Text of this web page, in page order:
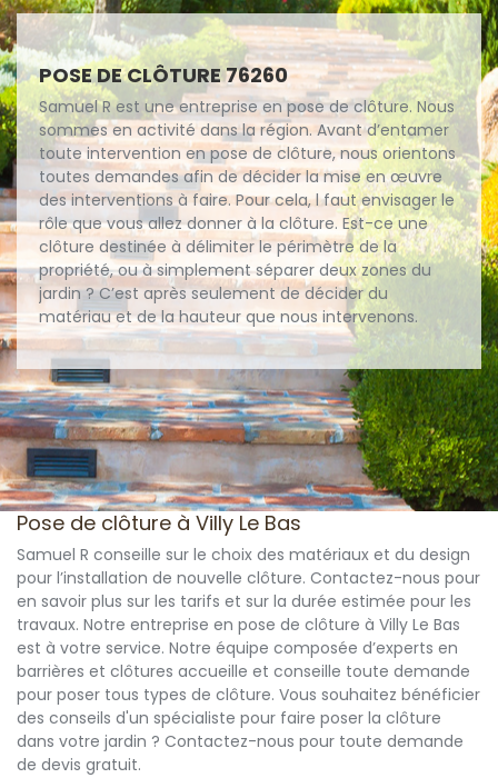
POSE DE CLÔTURE 76260
Samuel R est une entreprise en pose de clôture. Nous
sommes en activité dans la région. Avant d’entamer
toute intervention en pose de clôture, nous orientons
toutes demandes afin de décider la mise en œuvre
des interventions à faire. Pour cela, l faut envisager le
rôle que vous allez donner à la clôture. Est-ce une
clôture destinée à délimiter le périmètre de la
propriété, ou à simplement séparer deux zones du
jardin ? C’est après seulement de décider du
matériau et de la hauteur que nous intervenons.
Pose de clôture à Villy Le Bas
Samuel R conseille sur le choix des matériaux et du design
pour l’installation de nouvelle clôture. Contactez-nous pour
en savoir plus sur les tarifs et sur la durée estimée pour les
travaux. Notre entreprise en pose de clôture à Villy Le Bas
est à votre service. Notre équipe composée d’experts en
barrières et clôtures accueille et conseille toute demande
pour poser tous types de clôture. Vous souhaitez bénéficier
des conseils d'un spécialiste pour faire poser la clôture
dans votre jardin ? Contactez-nous pour toute demande
de devis gratuit.